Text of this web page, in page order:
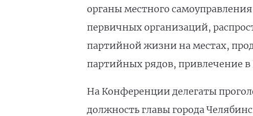
органы местного
первичных организаций,
партийной жизни на местах,
партийных рядов, привлечение
На Конференции делегаты
должность главы города